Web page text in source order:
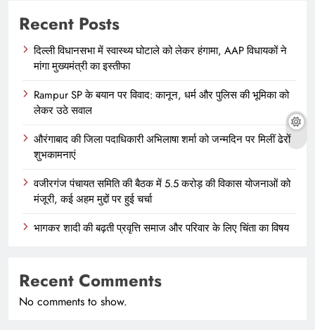
Recent Posts
दिल्ली विधानसभा में स्वास्थ्य घोटाले को लेकर हंगामा, AAP विधायकों ने
मांगा मुख्यमंत्री का इस्तीफा
Rampur SP के बयान पर विवाद: कानून, धर्म और पुलिस की भूमिका को
लेकर उठे सवाल
औरंगाबाद की जिला पदाधिकारी अभिलाषा शर्मा को जन्मदिन पर मिलीं ढेरों
शुभकामनाएं
वजीरगंज पंचायत समिति की बैठक में 5.5 करोड़ की विकास योजनाओं को
मंजूरी, कई अहम मुद्दों पर हुई चर्चा
भागकर शादी की बढ़ती प्रवृत्ति समाज और परिवार के लिए चिंता का विषय
Recent Comments
No comments to show.